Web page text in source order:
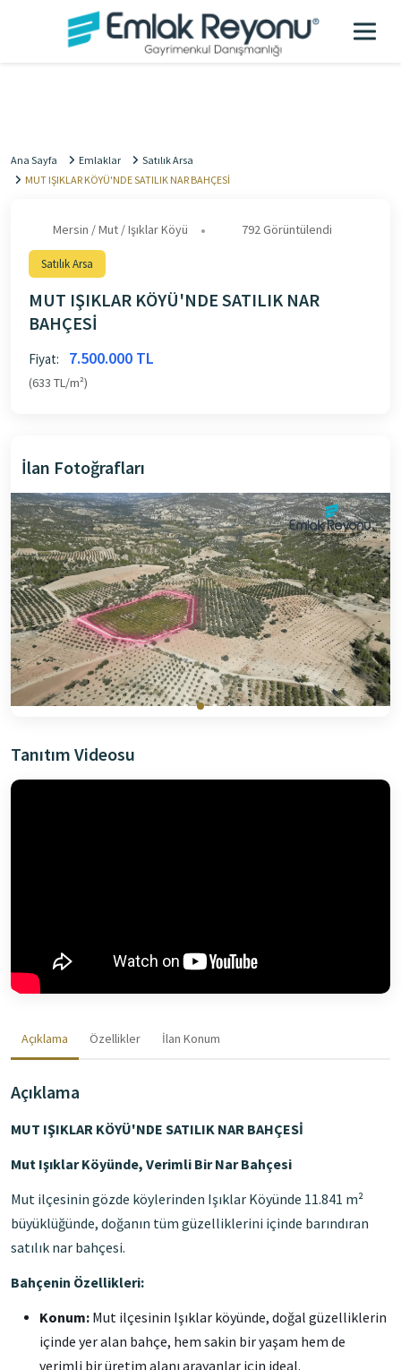
Ana Sayfa Emlaklar
Satılık Arsa
MUT IŞIKLAR KÖYÜ'NDE SATILIK NAR BAHÇESİ
Mersin / Mut / Işıklar Köyü 792 Görüntülendi
Satılık Arsa
MUT IŞIKLAR KÖYÜ'NDE SATILIK NAR
BAHÇESİ
Fiyat: 7.500.000 TL
(633 TL/m²)
İlan Fotoğrafları
Tanıtım Videosu
Açıklama Özellikler İlan Konum
Açıklama
MUT IŞIKLAR KÖYÜ'NDE SATILIK NAR BAHÇESİ
Mut Işıklar Köyünde, Verimli Bir Nar Bahçesi
Mut ilçesinin gözde köylerinden Işıklar Köyünde 11.841 m²
büyüklüğünde, doğanın tüm güzelliklerini içinde barındıran
satılık nar bahçesi.
Bahçenin Özellikleri:
Konum: Mut ilçesinin Işıklar köyünde, doğal güzelliklerin
içinde yer alan bahçe, hem sakin bir yaşam hem de
verimli bir üretim alanı arayanlar için ideal.